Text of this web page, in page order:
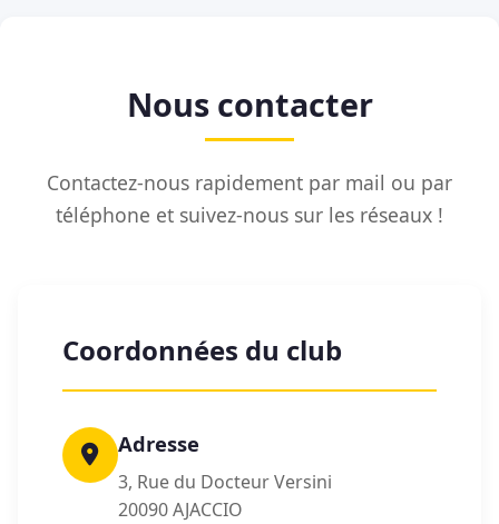
Nous contacter
Contactez-nous rapidement par mail ou par
téléphone et suivez-nous sur les réseaux !
Coordonnées du club
Adresse
3, Rue du Docteur Versini
20090 AJACCIO